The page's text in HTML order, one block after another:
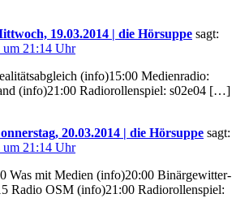
19.03.2014 | die Hörsuppe sagt:
um 21:14 Uhr
(info)15:00 Medienradio:
(info)21:00 Radiorollenspiel: s02e04 […]
20.03.2014 | die Hörsuppe sagt:
um 21:14 Uhr
Was mit Medien (info)20:00 Binärgewitter-
Radio OSM (info)21:00 Radiorollenspiel: